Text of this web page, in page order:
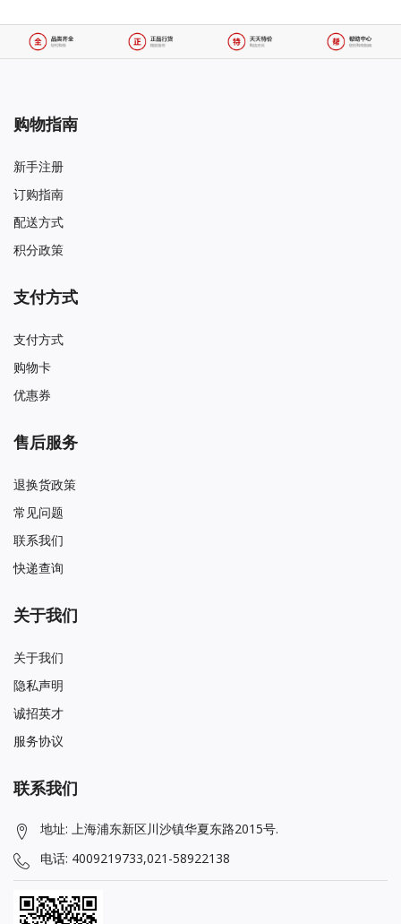
购物指南
新手注册
订购指南
配送方式
积分政策
支付方式
支付方式
购物卡
优惠券
售后服务
退换货政策
常见问题
联系我们
快递查询
关于我们
关于我们
隐私声明
诚招英才
服务协议
联系我们
地址: 上海浦东新区川沙镇华夏东路2015号.
电话: 4009219733,021-58922138